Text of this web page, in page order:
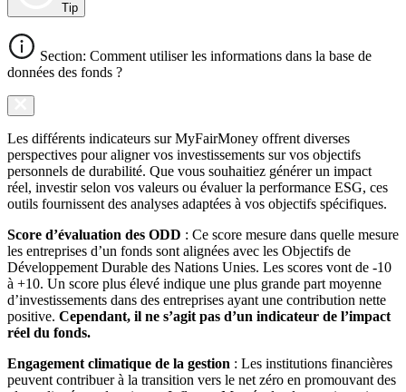
Tip
Section: Comment utiliser les informations dans la base de
données des fonds ?
Les différents indicateurs sur MyFairMoney offrent diverses
perspectives pour aligner vos investissements sur vos objectifs
personnels de durabilité. Que vous souhaitiez générer un impact
réel, investir selon vos valeurs ou évaluer la performance ESG, ces
outils fournissent des analyses adaptées à vos objectifs spécifiques.
Score d’évaluation des ODD : Ce score mesure dans quelle mesure
les entreprises d’un fonds sont alignées avec les Objectifs de
Développement Durable des Nations Unies. Les scores vont de -10
à +10. Un score plus élevé indique une plus grande part moyenne
d’investissements dans des entreprises ayant une contribution nette
positive. Cependant, il ne s’agit pas d’un indicateur de l’impact
réel du fonds.
Engagement climatique de la gestion : Les institutions financières
peuvent contribuer à la transition vers le net zéro en promouvant des